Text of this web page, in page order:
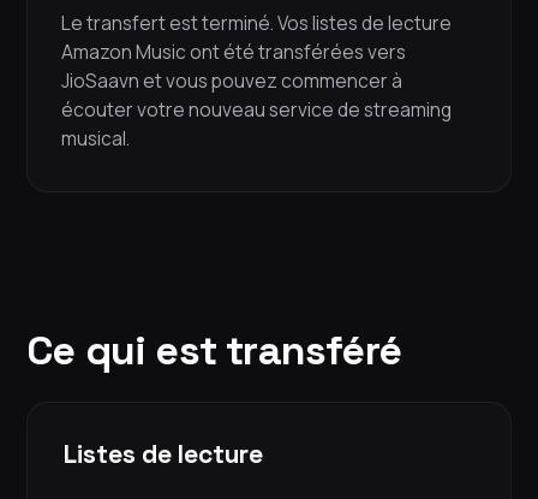
Le transfert est terminé. Vos listes de lecture
Amazon Music ont été transférées vers
JioSaavn et vous pouvez commencer à
écouter votre nouveau service de streaming
musical.
Ce qui est transféré
Listes de lecture